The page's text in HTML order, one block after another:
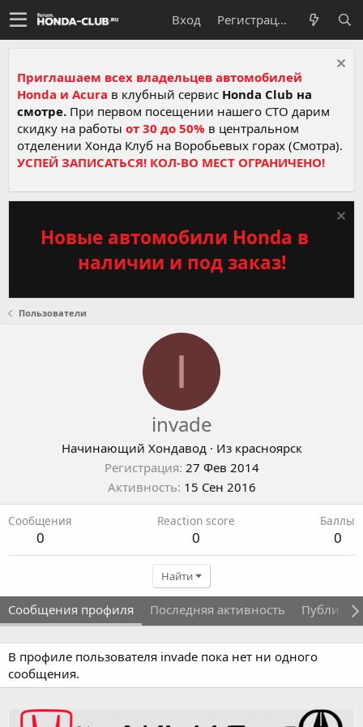
Вход Регистрация
Приглашаем всех владельцев автомобилей
Honda и Acura в клубный сервис Honda Club на
смотре. При первом посещении нашего СТО дарим
скидку на работы от 30 до 50% в центральном
отделении Хонда Клуб на Воробьевых горах (Смотра).
УСПЕЙ ЗАПИСАТЬСЯ! КОЛ-ВО МЕСТ ОГРАНИЧЕНО!
Новые автомобили Honda в
наличии и под заказ!
Пользователи
I
invade
Начинающий Хондавод · Из красноярск
Регистрация 27 Фев 2014
Активность 15 Сен 2016
Сообщения
0
Reaction score
0
Баллы
0
Найти
Сообщения профиля Последняя активность
В профиле пользователя invade пока нет ни одного
сообщения.